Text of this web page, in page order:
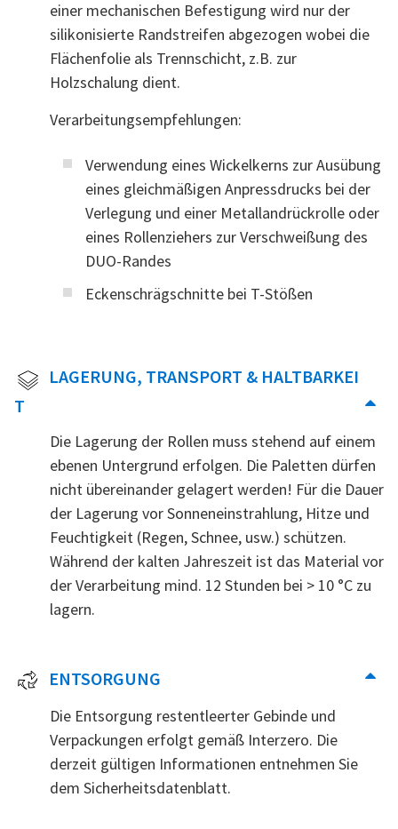
einer mechanischen Befestigung wird nur der
silikonisierte Randstreifen abgezogen wobei die
Flächenfolie als Trennschicht, z.B. zur
Holzschalung dient.
Verarbeitungsempfehlungen:
Verwendung eines Wickelkerns zur Ausübung
eines gleichmäßigen Anpressdrucks bei der
Verlegung und einer Metallandrückrolle oder
eines Rollenziehers zur Verschweißung des
DUO-Randes
Eckenschrägschnitte bei T-Stößen
T
Die Lagerung der Rollen muss stehend auf einem
ebenen Untergrund erfolgen. Die Paletten dürfen
nicht übereinander gelagert werden! Für die Dauer
der Lagerung vor Sonneneinstrahlung, Hitze und
Feuchtigkeit (Regen, Schnee, usw.) schützen.
Während der kalten Jahreszeit ist das Material vor
der Verarbeitung mind. 12 Stunden bei > 10 °C zu
lagern.
ENTSORGUNG
Die Entsorgung restentleerter Gebinde und
Verpackungen erfolgt gemäß Interzero. Die
derzeit gültigen Informationen entnehmen Sie
dem Sicherheitsdatenblatt.